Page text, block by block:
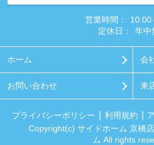
営業時間：
10:00
定休日：
年中
ホーム 会
お問い合わせ 来
プライバシーポリシー 利用規約
Copyright(c) サイドホーム 京橋
ム All rights